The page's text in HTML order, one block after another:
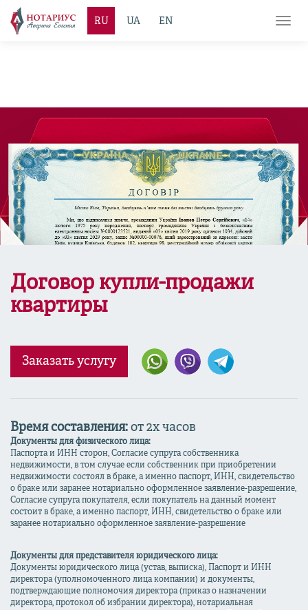
RU UA EN
Договор купли-продажи
квартиры
Заказать услугу
Время составления: от 2х часов
Документы для физического лица:
Паспорта и ИНН сторон, Согласие супруга собственника
недвижимости, в том случае если собственник при приобретении
недвижимости состоял в браке, а именно паспорт, ИНН, свидетельство
о браке или заранее нотариально оформленное заявление-разрешение,
Согласие супруга покупателя, если покупатель на данный момент
состоит в браке, а именно паспорт, ИНН, свидетельство о браке или
заранее нотариально оформленное заявление-разрешение
Документы для представителя юридического лица:
Документы юридического лица (устав, выписка), Паспорт и ИНН
директора (уполномоченного лица компании) и документы,
подтверждающие полномочия директора (приказ о назначении
директора, протокол об избрании директора), нотариальная